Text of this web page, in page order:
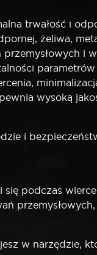
trwałość i
żeliwa,
i
parametrów
wysoką
i
podczas
w narzędzie,